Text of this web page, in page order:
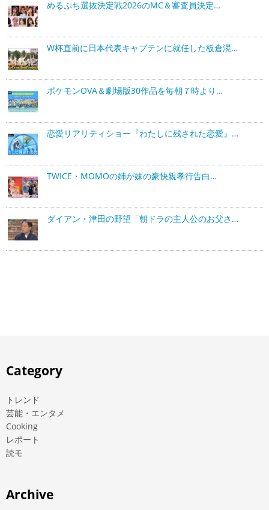
めるぷち選抜決定戦2026のMC＆審査員決定…
W杯直前に日本代表キャプテンに就任した板倉滉…
ポケモンOVA＆劇場版30作品を毎朝７時より…
恋愛リアリティショー『わたしに残された恋愛』…
TWICE・MOMOの姉が妹の豪快親孝行告白…
ダイアン・津田の野望「朝ドラの主人公のお父さ…
Category
トレンド
芸能・エンタメ
Cooking
レポート
読モ
Archive